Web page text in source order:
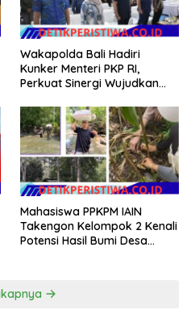
Wakapolda Bali Hadiri
Kunker Menteri PKP RI,
Perkuat Sinergi Wujudkan
Masyarakat
Mahasiswa PPKPM IAIN
Takengon Kelompok 2 Kenali
Potensi Hasil Bumi Desa